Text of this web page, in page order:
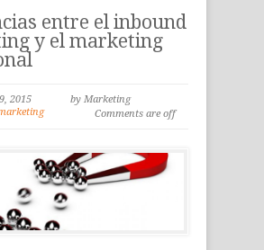
entre el inbound
y el marketing
2015
by Marketing
Comments are off